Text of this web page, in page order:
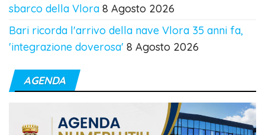
sbarco della Vlora 8 Agosto 2026
Bari ricorda l'arrivo della nave Vlora 35 anni fa,
'integrazione doverosa' 8 Agosto 2026
AGENDA